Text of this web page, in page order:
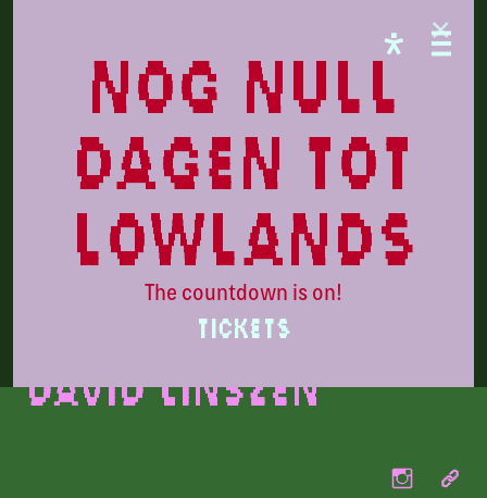
nog null
dagen tot
lowlands
The countdown is on!
TICKETS
Beeld door Abel van Erkel
David Linszen